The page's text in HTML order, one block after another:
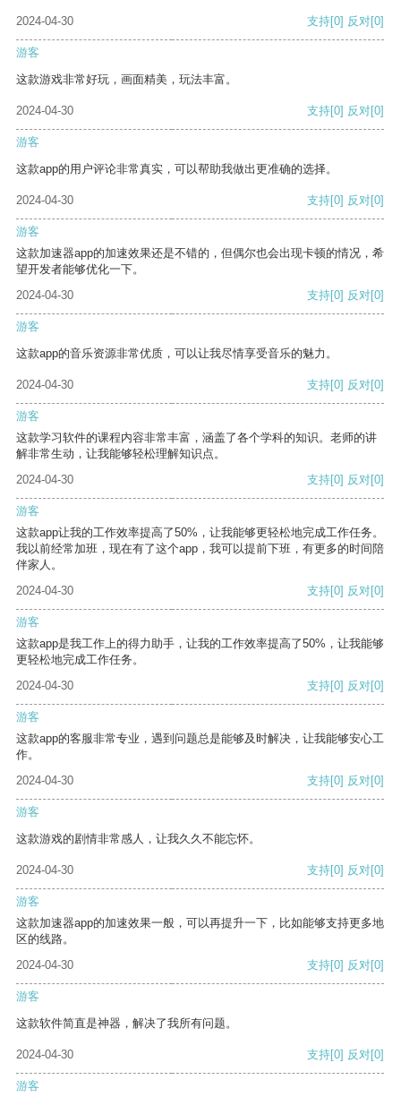
2024-04-30 支持[0] 反对[0]
游客
这款游戏非常好玩，画面精美，玩法丰富。
2024-04-30 支持[0] 反对[0]
游客
这款app的用户评论非常真实，可以帮助我做出更准确的选择。
2024-04-30 支持[0] 反对[0]
游客
这款加速器app的加速效果还是不错的，但偶尔也会出现卡顿的情况，希
望开发者能够优化一下。
2024-04-30
支持[0] 反对[0]
游客
这款app的音乐资源非常优质，可以让我尽情享受音乐的魅力。
2024-04-30 支持[0] 反对[0]
游客
这款学习软件的课程内容非常丰富，涵盖了各个学科的知识。老师的讲
解非常生动，让我能够轻松理解知识点。
2024-04-30
支持[0] 反对[0]
游客
这款app让我的工作效率提高了50%，让我能够更轻松地完成工作任务。
我以前经常加班，现在有了这个app，我可以提前下班，有更多的时间陪
伴家人。
2024-04-30
支持[0] 反对[0]
游客
这款app是我工作上的得力助手，让我的工作效率提高了50%，让我能够
更轻松地完成工作任务。
2024-04-30
支持[0] 反对[0]
游客
这款app的客服非常专业，遇到问题总是能够及时解决，让我能够安心工
作。
2024-04-30
支持[0] 反对[0]
游客
这款游戏的剧情非常感人，让我久久不能忘怀。
2024-04-30 支持[0] 反对[0]
游客
这款加速器app的加速效果一般，可以再提升一下，比如能够支持更多地
区的线路。
2024-04-30
支持[0] 反对[0]
游客
这款软件简直是神器，解决了我所有问题。
2024-04-30 支持[0] 反对[0]
游客